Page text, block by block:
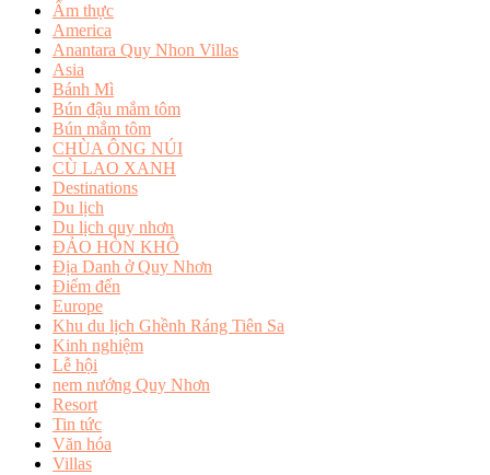
Ẩm thực
America
Anantara Quy Nhon Villas
Asia
Bánh Mì
Bún đậu mắm tôm
Bún mắm tôm
CHÙA ÔNG NÚI
CÙ LAO XANH
Destinations
Du lịch
Du lịch quy nhơn
ĐẢO HÒN KHÔ
Địa Danh ở Quy Nhơn
Điểm đến
Europe
Khu du lịch Ghềnh Ráng Tiên Sa
Kinh nghiệm
Lễ hội
nem nướng Quy Nhơn
Resort
Tin tức
Văn hóa
Villas